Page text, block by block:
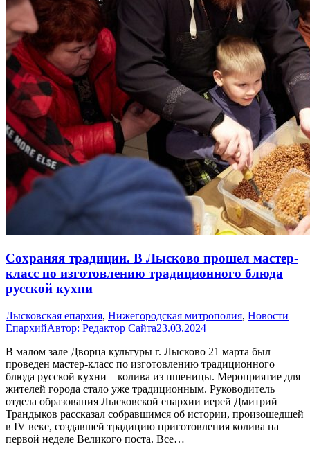
Сохраняя традиции. В Лысково прошел мастер-
класс по изготовлению традиционного блюда
русской кухни
Лысковская епархия, Нижегородская митрополия, Новости
ЕпархийАвтор: Редактор Сайта23.03.2024
В малом зале Дворца культуры г. Лысково 21 марта был
проведен мастер-класс по изготовлению традиционного
блюда русской кухни – колива из пшеницы. Мероприятие для
жителей города стало уже традиционным. Руководитель
отдела образования Лысковской епархии иерей Дмитрий
Трандыков рассказал собравшимся об истории, произошедшей
в IV веке, создавшей традицию приготовления колива на
первой неделе Великого поста. Все…